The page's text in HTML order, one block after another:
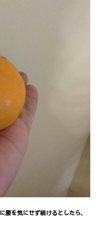
腰を気にせず続けるとしたら、